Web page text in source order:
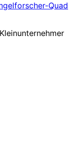
Quad